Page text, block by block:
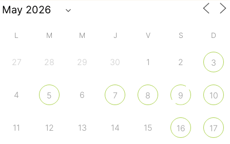
L M M J V S D
27 28 29 30 1 2 3
4 5 6 7 8 9 10
11 12 13 14 15 16 17